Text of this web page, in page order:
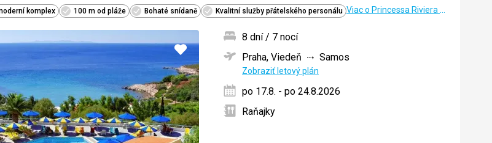
komplex 100 m od pláže Bohaté snídaně Kvalitní služby přátelského personálu
Pridať
obľúbených
8 dní / 7 nocí
Praha, Viedeň
Samos
Zobraziť letový plán
po 17.8. - po 24.8.2026
Raňajky